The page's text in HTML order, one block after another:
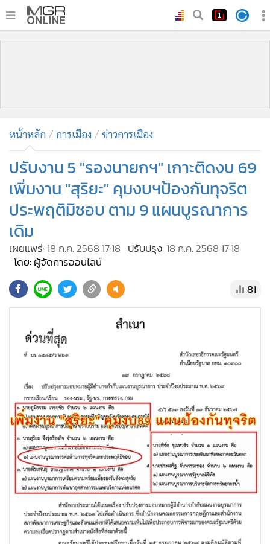
• บันเทิง
ผู้จัดการรายวัน
• คอลัมนิสต์
• ละคร
• CbizReview
• Cyber BIZ
• ผู้จัดกวน
Good health & Well-being
• Green Innovation & SD
• Management & HR
MGR Live
Infographic
ท่องเที่ยว
กีฬา
• ต่างประเทศ
Special Scoop
เศรษฐกิจ-ธุรกิจ
จีน
ชุมชน-คุณภาพชีวิต
อาชญากรรม
Motoring
หน้าหลัก การเมือง ข่าวการเมือง
ปรับงาน 5 "รองนายกฯ" เกาะติดงบ 69
เพิ่มงาน "สุริยะ" คุมงบฯป้องกันทุจริต
ประพฤติมิชอบ ตาม 9 แผนบูรณาการ
เดิม
เผยแพร่: 18 ก.ค. 2568 17:18 ปรับปรุง: 18 ก.ค. 2568 17:18
โดย: ผู้จัดการออนไลน์
81